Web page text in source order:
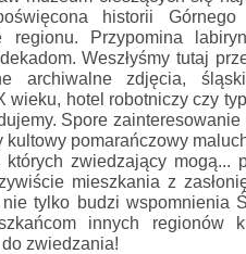
historii Górnego
regionu. Przypomina
Weszłyśmy tutaj
archiwalne zdjęcia,
wieku, hotel robotniczy czy
Spore
pomarańczowy
zwiedzający mogą...
mieszkania z
tylko budzi wspomnienia
innych regionów
zwiedzania!